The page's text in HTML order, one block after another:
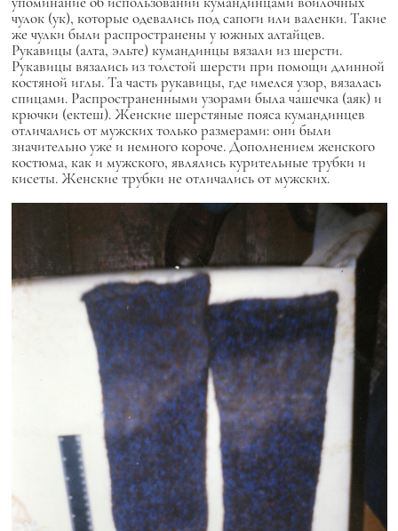
чулок (ук), которые одевались под сапоги или валенки. Такие
же чулки были распространены у южных алтайцев.
Рукавицы (алта, эльте) кумандинцы вязали из шерсти.
Рукавицы вязались из толстой шерсти при помощи длинной
костяной иглы. Та часть рукавицы, где имелся узор, вязалась
спицами. Распространенными узорами была чашечка (аяк) и
крючки (ектеш). Женские шерстяные пояса кумандинцев
отличались от мужских только размерами: они были
значительно уже и немного короче. Дополнением женского
костюма, как и мужского, являлись курительные трубки и
кисеты. Женские трубки не отличались от мужских.